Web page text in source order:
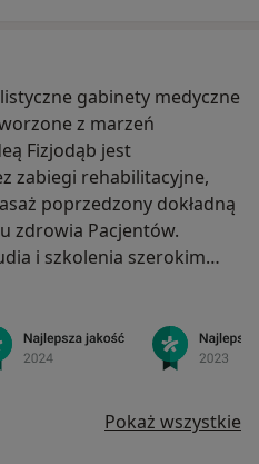
gabinety medyczne
z marzeń
Fizjodąb jest
zabiegi rehabilitacyjne,
poprzedzony dokładną
zdrowia Pacjentów.
i szkolenia szerokim
nasi Specjaliści zawsze
największym
sprawny powrót do
Pokaż wszystkie